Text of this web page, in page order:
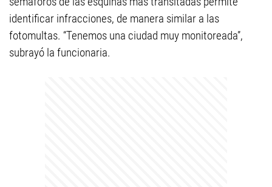
identificar infracciones, de manera similar a las
fotomultas. “Tenemos una ciudad muy monitoreada”,
subrayó la funcionaria.